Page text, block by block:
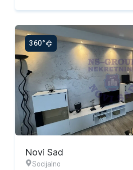
360°
Ekskluzivna ponuda
Novi Sad
Socijalno